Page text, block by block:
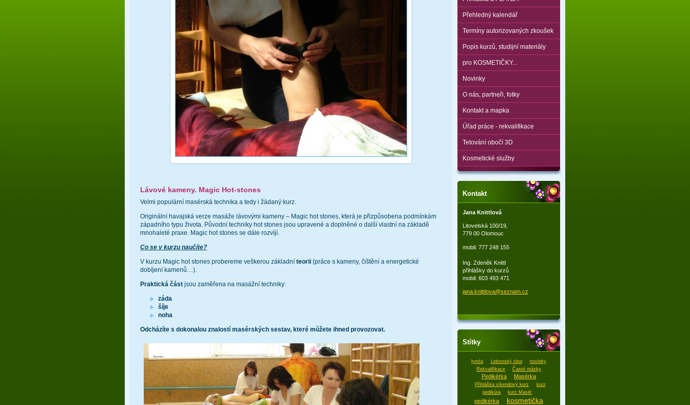
Lávové kameny. Magic Hot-stones
Velmi populární masérská technika a tedy i žádaný kurz.
Originální havajská verze masáže lávovými kameny – Magic hot stones, která je přizpůsobena podmínkám
západního typu života. Původní techniky hot stones jsou upravené a doplněné o další vlastní na základě
mnohaleté praxe. Magic hot stones se dále rozvíjí.
Co se v kurzu naučíte?
V kurzu Magic hot stones probereme veškerou základní teorii (práce s kameny, čištění a energetické
dobíjení kamenů…).
Praktická část jsou zaměřena na masážní techniky:
záda
šíje
noha
Odcházíte s dokonalou znalostí masérských sestav, které můžete ihned provozovat.
Přehledný kalendář
Termíny autorizovaných zkoušek
Popis kurzů, studijní materiály
pro KOSMETIČKY...
Novinky
O nás, partneři, fotky
Kontakt a mapka
Úřad práce - rekvalifikace
Tetování obočí 3D
Kosmetické služby
Kontakt
Jana Knittlová
Litovelská 100/19,
779 00 Olomouc
mobil: 777 248 155
Ing. Zdeněk Knittl
přihlášky do kurzů
mobil: 603 493 471
jana.knittlova@seznam.cz
Štítky
lymfa Lektorský sbor
novinky
Rekvalifikace
Časté otázky
Pedikérka Masérka
Přihláška víkendový kurz
kurz
pedikúra
kurz Masér
pedikérka kosmetička